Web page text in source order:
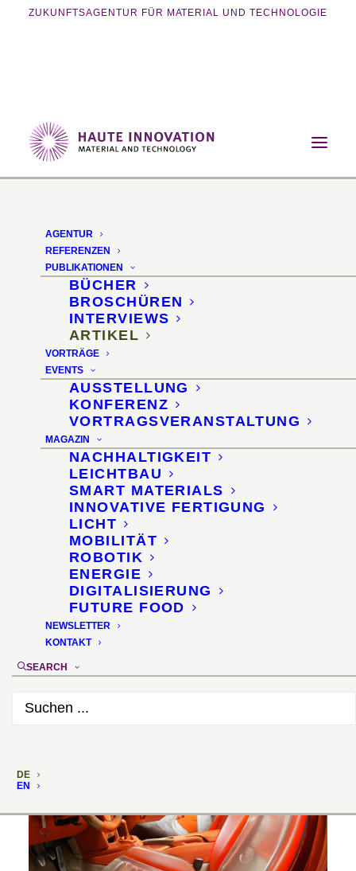
ZUKUNFTSAGENTUR FÜR MATERIAL UND TECHNOLOGIE
AGENTUR
REFERENZEN
PUBLIKATIONEN
BÜCHER
BROSCHÜREN
INTERVIEWS
ARTIKEL
VORTRÄGE
EVENTS
AUSSTELLUNG
KONFERENZ
VORTRAGSVERANSTALTUNG
MAGAZIN
NACHHALTIGKEIT
LEICHTBAU
SMART MATERIALS
INNOVATIVE FERTIGUNG
LICHT
MOBILITÄT
ROBOTIK
ENERGIE
DIGITALISIERUNG
FUTURE FOOD
NEWSLETTER
KONTAKT
SEARCH
DE
EN
Home Publikationen
Kunststoffe machen mobil
Kunststoffe machen
mobil
Innovative
Polymertechnologie für
mobile Anwendungen
form 215
Juli/August 2007
Verlag
Birkhäuser